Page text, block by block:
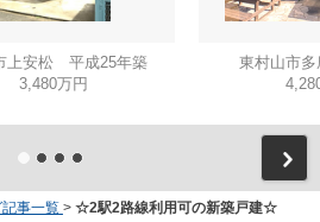
上安松 平成25年築
3,480万円
東村山市
事一覧 > ☆2駅2路線利用可の新築戸建☆